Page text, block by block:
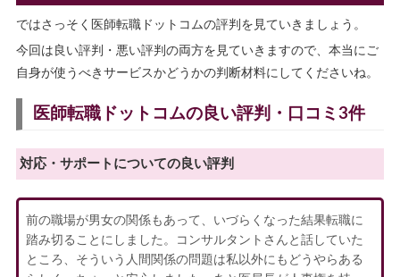
ではさっそく医師転職ドットコムの評判を見ていきましょう。
今回は良い評判・悪い評判の両方を見ていきますので、本当にご
自身が使うべきサービスかどうかの判断材料にしてくださいね。
医師転職ドットコムの良い評判・口コミ3件
対応・サポートについての良い評判
前の職場が男女の関係もあって、いづらくなった結果転職に
踏み切ることにしました。コンサルタントさんと話していた
ところ、そういう人間関係の問題は私以外にもどうやらある